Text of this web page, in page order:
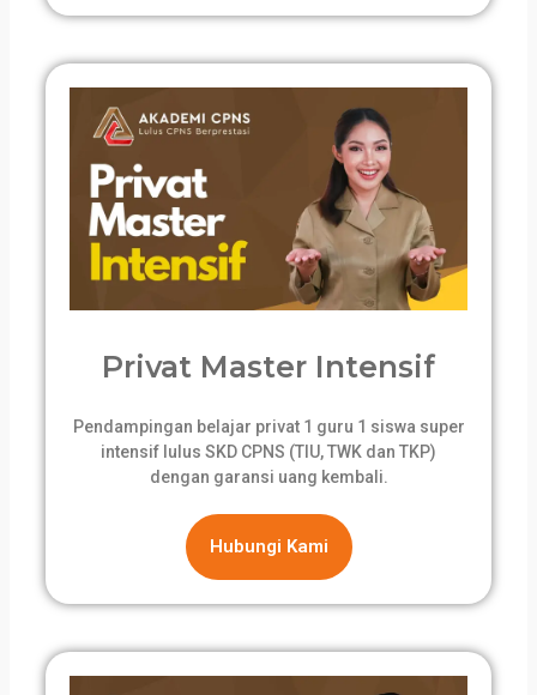
Privat Master Intensif
Pendampingan belajar privat 1 guru 1 siswa super
intensif lulus SKD CPNS (TIU, TWK dan TKP)
dengan garansi uang kembali.
Hubungi Kami